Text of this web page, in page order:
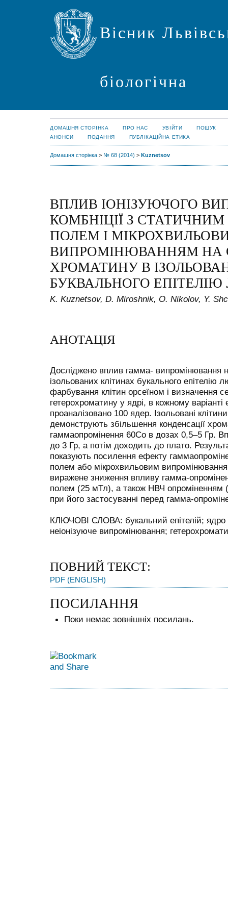
Вісник
біологічна
ДОМАШНЯ СТОРІНКА ПРО НАС УВІЙТИ
ПОШУК
АНОНСИ
ПОДАННЯ ПУБЛІКАЦІЙНА ЕТИКА
Домашня сторінка > № 68 (2014) > Kuznetsov
ВПЛИВ ІОНІЗУЮЧОГО
КОМБНІЦІЇ З
ПОЛЕМ І
ВИПРОМІНЮВАННЯМ НА
ХРОМАТИНУ В
БУКВАЛЬНОГО
K. Kuznetsov, D. Miroshnik, O. Nikolov, Y.
АНОТАЦІЯ
Досліджено вплив гамма- випромінювання
ізольованих клітинах букального
фарбування клітин орсеїном і визначення
гетерохроматину у ядрі, в кожному
проаналізовано 100 ядер. Ізольовані
демонструють збільшення конденсації
гаммаопромінення 60Со в дозах 0,5–5 Гр.
до 3 Гр, а потім доходить до плато.
показують посилення ефекту
полем або мікрохвильовим
виражене зниження впливу гамма-
полем (25 мТл), а також НВЧ опроміненням
при його застосуванні перед гамма-
КЛЮЧОВІ СЛОВА: букальний епітелій; ядро
неіонізуюче випромінювання;
ПОВНИЙ ТЕКСТ:
PDF (ENGLISH)
ПОСИЛАННЯ
Поки немає зовнішніх посилань.